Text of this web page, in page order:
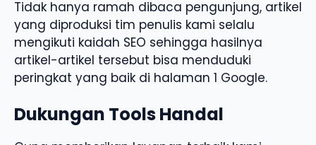
Tidak hanya ramah dibaca pengunjung, artikel
yang diproduksi tim penulis kami selalu
mengikuti kaidah SEO sehingga hasilnya
artikel-artikel tersebut bisa menduduki
peringkat yang baik di halaman 1 Google.
Dukungan Tools Handal